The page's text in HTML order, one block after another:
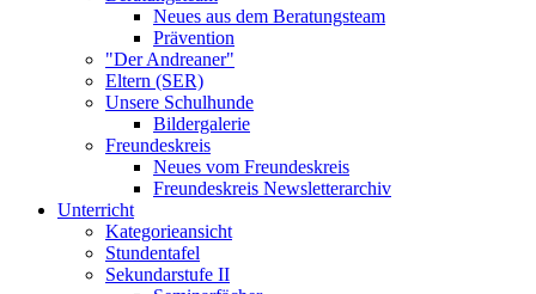
Neues aus dem Beratungsteam
Prävention
"Der Andreaner"
Eltern (SER)
Unsere Schulhunde
Bildergalerie
Freundeskreis
Neues vom Freundeskreis
Freundeskreis Newsletterarchiv
Unterricht
Kategorieansicht
Stundentafel
Sekundarstufe II